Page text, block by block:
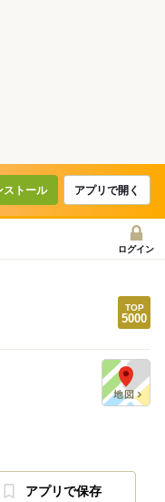
ストール アプリで開く
ログイン
アプリで保存